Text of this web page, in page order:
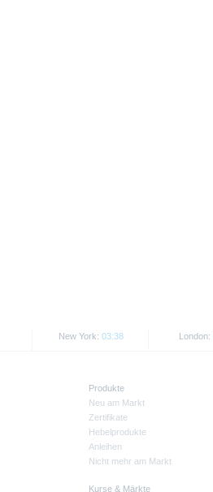
New York: 03:38 London:
Produkte
Neu am Markt
Zertifikate
Hebelprodukte
Anleihen
Nicht mehr am Markt
Kurse & Märkte